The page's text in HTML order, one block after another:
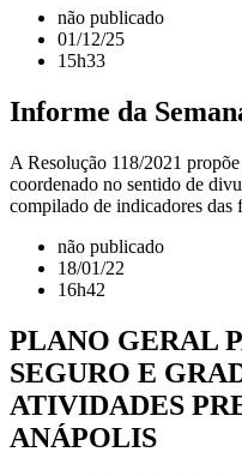
não publicado
01/12/25
15h33
Informe da
A Resolução 118/2021
coordenado no sentido de
compilado de indicadores das
não publicado
18/01/22
16h42
PLANO GERAL
SEGURO E
ATIVIDADES
ANÁPOLIS